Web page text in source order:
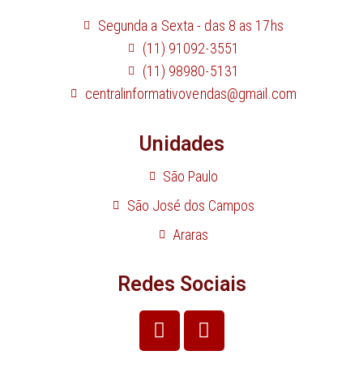
Segunda a Sexta - das 8 as 17hs
(11) 91092-3551
(11) 98980-5131
centralinformativovendas@gmail.com
Unidades
São Paulo
São José dos Campos
Araras
Redes Sociais